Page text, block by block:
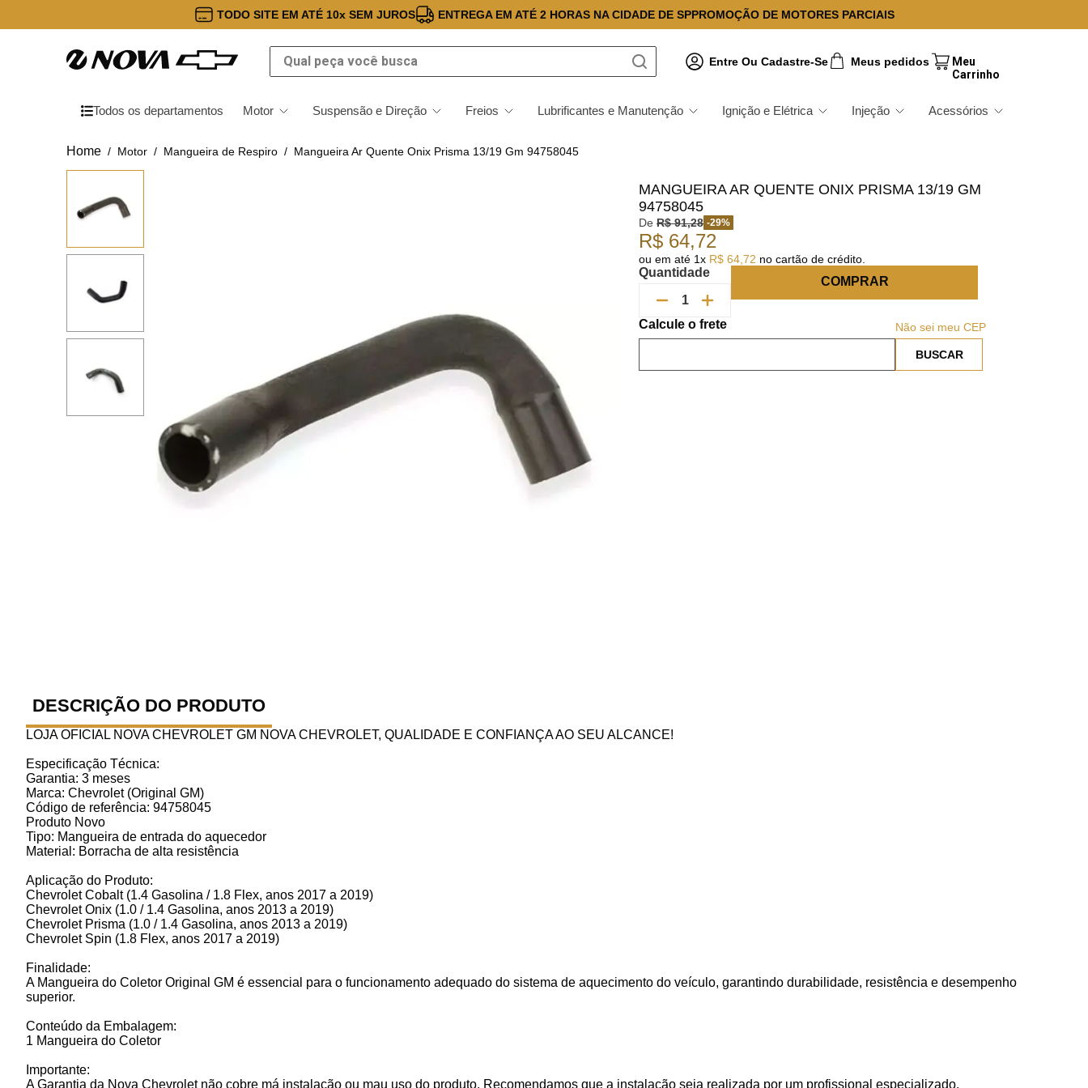
TODO SITE EM ATÉ 10x SEM JUROS ENTREGA EM ATÉ 2 HORAS NA CIDADE DE SPPROMOÇÃO DE MOTORES PARCIAIS
Qual peça você busca
Entre Ou Cadastre-Se Meus pedidos
Todos os departamentos Motor Suspensão e Direção Freios Lubrificantes e Manutenção Ignição e Elétrica Injeção Acessórios
Motor Mangueira de Respiro Mangueira Ar Quente Onix Prisma 13/19 Gm 94758045
MANGUEIRA AR QUENTE ONIX PRISMA 13/19 GM
94758045
De R$ 91,28 -29%
R$ 64,72
ou em até 1x R$ 64 72 no cartão de crédito.
Quantidade
COMPRAR
Não sei meu CEP
DESCRIÇÃO DO PRODUTO
LOJA OFICIAL NOVA CHEVROLET GM NOVA CHEVROLET, QUALIDADE E CONFIANÇA AO SEU ALCANCE!
Especificação Técnica:
Garantia: 3 meses
Marca: Chevrolet (Original GM)
Código de referência: 94758045
Produto Novo
Tipo: Mangueira de entrada do aquecedor
Material: Borracha de alta resistência
Aplicação do Produto:
Chevrolet Cobalt (1.4 Gasolina / 1.8 Flex, anos 2017 a 2019)
Chevrolet Onix (1.0 / 1.4 Gasolina, anos 2013 a 2019)
Chevrolet Prisma (1.0 / 1.4 Gasolina, anos 2013 a 2019)
Chevrolet Spin (1.8 Flex, anos 2017 a 2019)
Finalidade:
A Mangueira do Coletor Original GM é essencial para o funcionamento adequado do sistema de aquecimento do veículo, garantindo durabilidade, resistência e desempenho
superior.
Conteúdo da Embalagem:
1 Mangueira do Coletor
Importante:
A Garantia da Nova Chevrolet não cobre má instalação ou mau uso do produto. Recomendamos que a instalação seja realizada por um profissional especializado.